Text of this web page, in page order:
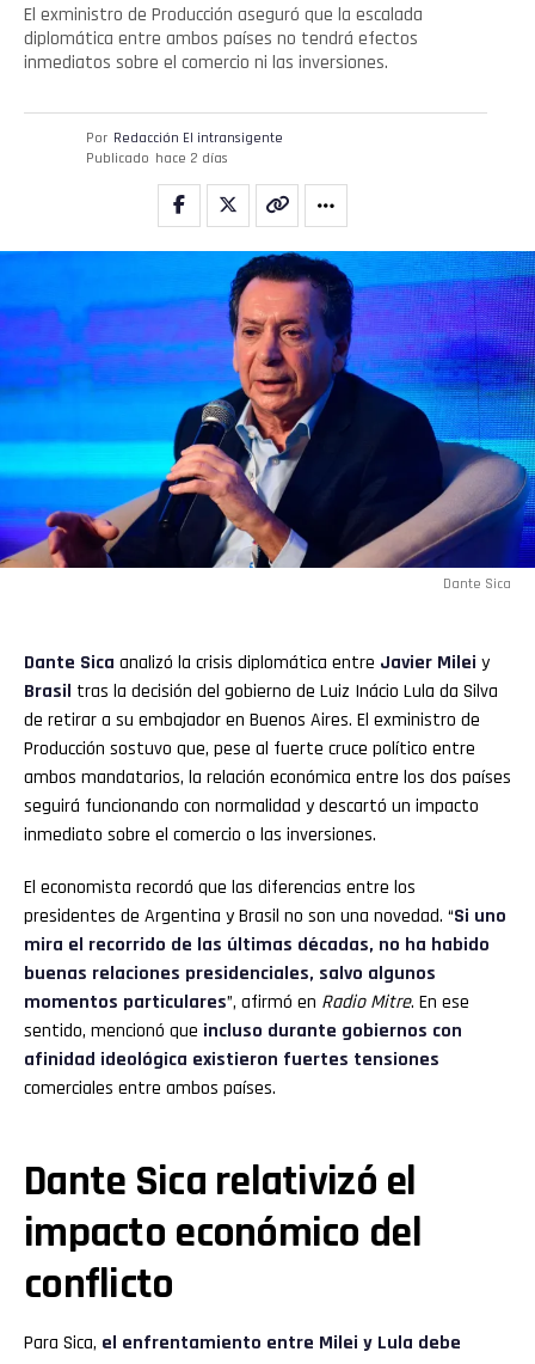
El exministro de Producción aseguró que la escalada
diplomática entre ambos países no tendrá efectos
inmediatos sobre el comercio ni las inversiones.
Por Redacción El intransigente
Publicado hace 2 días
Dante Sica
Dante Sica analizó la crisis diplomática entre Javier Milei y
Brasil tras la decisión del gobierno de Luiz Inácio Lula da Silva
de retirar a su embajador en Buenos Aires. El exministro de
Producción sostuvo que, pese al fuerte cruce político entre
ambos mandatarios, la relación económica entre los dos países
seguirá funcionando con normalidad y descartó un impacto
inmediato sobre el comercio o las inversiones.
El economista recordó que las diferencias entre los
presidentes de Argentina y Brasil no son una novedad. “Si uno
mira el recorrido de las últimas décadas, no ha habido
buenas relaciones presidenciales, salvo algunos
momentos particulares”, afirmó en Radio Mitre. En ese
sentido, mencionó que incluso durante gobiernos con
afinidad ideológica existieron fuertes tensiones
comerciales entre ambos países.
Dante Sica relativizó el
impacto económico del
conflicto
Para Sica, el enfrentamiento entre Milei y Lula debe